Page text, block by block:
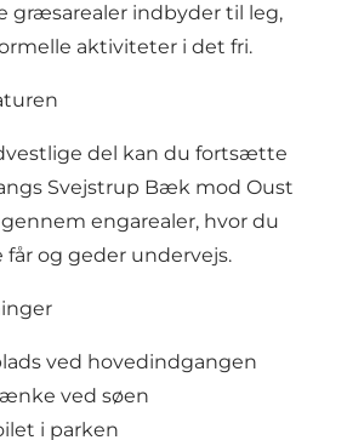
græsarealer indbyder til leg,
aktiviteter i det fri.
del kan du fortsætte
Svejstrup Bæk mod Oust
engarealer, hvor du
får og geder undervejs.
ved hovedindgangen
ved søen
i parken